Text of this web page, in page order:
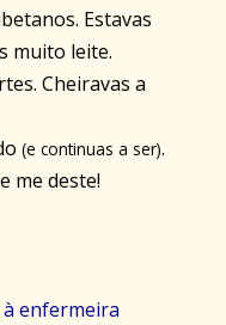
Estavas
muito leite.
Cheiravas a
(e continuas a ser).
me deste!
enfermeira